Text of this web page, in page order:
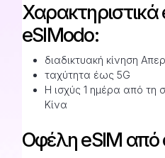
eSIModo:
διαδικτυακή κίνηση
ταχύτητα έως 5G
Η ισχύς 1 ημέρα από τη
Κίνα
Οφέλη eSIM από